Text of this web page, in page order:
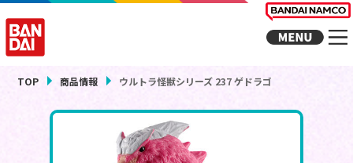
TOP 商品情報 ウルトラ怪獣シリーズ 237 ゲドラゴ